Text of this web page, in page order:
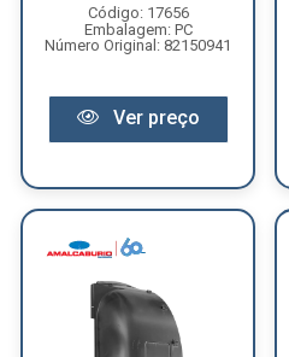
Código: 17656
Embalagem: PC
Número Original: 82150941
Ver preço